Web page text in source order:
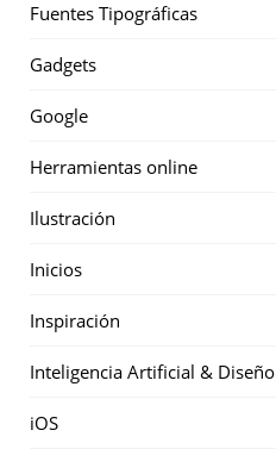
Fuentes Tipográficas
Gadgets
Google
Herramientas online
Ilustración
Inicios
Inspiración
Inteligencia Artificial & Diseño
iOS